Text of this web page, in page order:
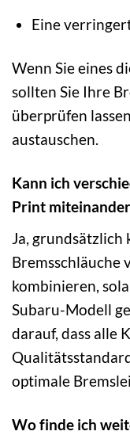
Eine
Wenn Sie eines
sollten Sie Ihre
überprüfen
austauschen.
Kann ich
Print
Ja, grundsätzlich
Bremsschläuche
kombinieren,
Subaru-Modell
darauf, dass alle
optimale
Wo finde ich